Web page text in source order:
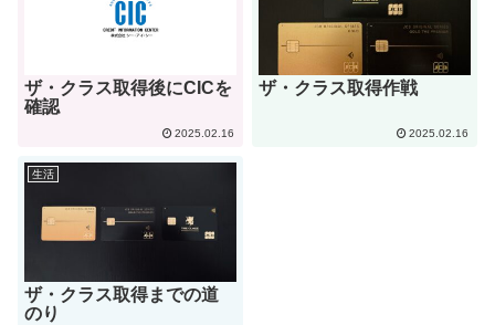
ザ・クラス取得後にCICを
確認
2025.02.16
ザ・クラス取得作戦
2025.02.16
生活
ザ・クラス取得までの道
のり